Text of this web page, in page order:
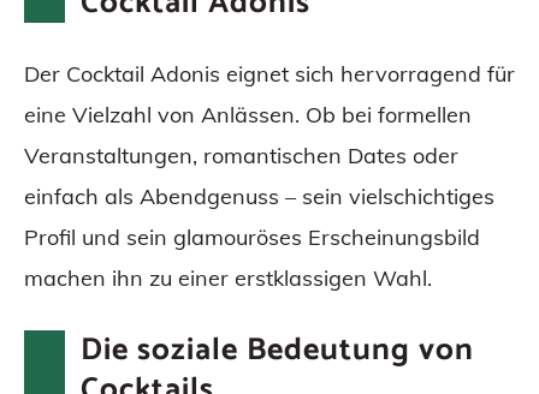
Der Cocktail Adonis eignet sich hervorragend für
eine Vielzahl von Anlässen. Ob bei formellen
Veranstaltungen, romantischen Dates oder
einfach als Abendgenuss – sein vielschichtiges
Profil und sein glamouröses Erscheinungsbild
machen ihn zu einer erstklassigen Wahl.
Die soziale Bedeutung von